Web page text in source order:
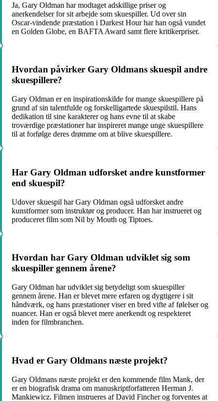
Ja, Gary Oldman har modtaget adskillige priser og
anerkendelser for sit arbejde som skuespiller. Ud over sin
Oscar-vindende præstation i Darkest Hour har han også vundet
en Golden Globe, en BAFTA Award samt flere kritikerpriser.
Hvordan påvirker Gary Oldmans skuespil andre
skuespillere?
Gary Oldman er en inspirationskilde for mange skuespillere på
grund af sin talentfulde og forskelligartede skuespilstil. Hans
dedikation til sine karakterer og hans evne til at skabe
troværdige præstationer har inspireret mange unge skuespillere
til at forfølge deres drømme om at blive skuespillere.
Har Gary Oldman udforsket andre kunstformer
end skuespil?
Udover skuespil har Gary Oldman også udforsket andre
kunstformer som instruktør og producer. Han har instrueret og
produceret film som Nil by Mouth og Tiptoes.
Hvordan har Gary Oldman udviklet sig som
skuespiller gennem årene?
Gary Oldman har udviklet sig betydeligt som skuespiller
gennem årene. Han er blevet mere erfaren og dygtigere i sit
håndværk, og hans præstationer viser en bred vifte af følelser og
nuancer. Han er også blevet mere anerkendt og respekteret
inden for filmbranchen.
Hvad er Gary Oldmans næste projekt?
Gary Oldmans næste projekt er den kommende film Mank, der
er en biografisk drama om manuskriptforfatteren Herman J.
Mankiewicz. Filmen instrueres af David Fincher og forventes at